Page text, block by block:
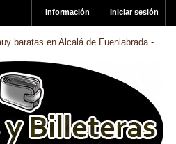
Iniciar sesión
Información
baratas en Alcalá de Fuenlabrada -